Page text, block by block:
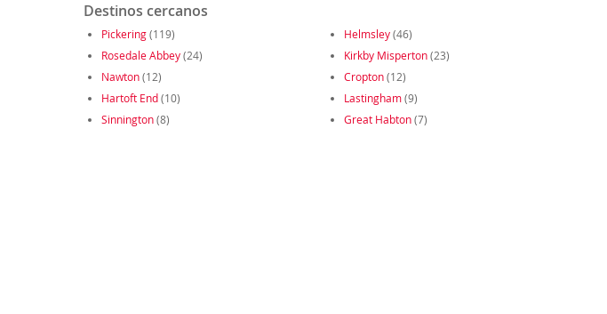
Destinos cercanos
Pickering(119) Helmsley(46)
Rosedale Abbey(24) Kirkby Misperton(23)
Nawton(12) Cropton(12)
Hartoft End(10) Lastingham(9)
Sinnington(8) Great Habton(7)